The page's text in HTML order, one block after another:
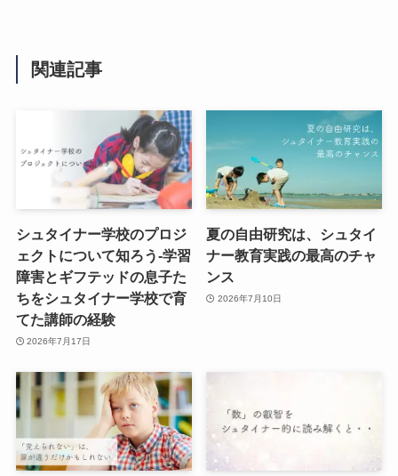
関連記事
シュタイナー学校のプロジ
ェクトについて知ろう-学習
障害とギフテッドの息子た
ちをシュタイナー学校で育
てた講師の経験
2026年7月17日
夏の自由研究は、シュタイ
ナー教育実践の最高のチャ
ンス
2026年7月10日